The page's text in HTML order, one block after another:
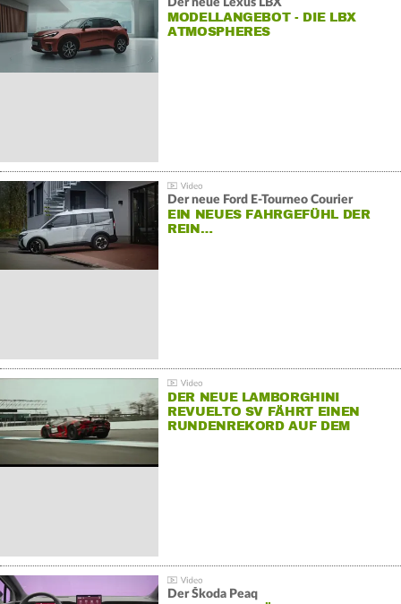
Der neue Lexus LBX
MODELLANGEBOT - DIE LBX
ATMOSPHERES
Der neue Ford E-Tourneo Courier
EIN NEUES FAHRGEFÜHL DER
REIN…
DER NEUE LAMBORGHINI
REVUELTO SV FÄHRT EINEN
RUNDENREKORD AUF DEM
Der Škoda Peaq